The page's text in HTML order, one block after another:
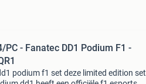
PC - Fanatec DD1 Podium F1 -
podium f1 set deze limited edition set